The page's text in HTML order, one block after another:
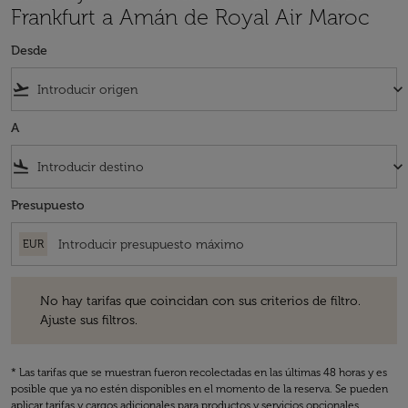
Frankfurt a Amán de Royal Air Maroc
Desde
flight_takeoff keyboard_arrow_down
A
flight_land keyboard_arrow_down
Presupuesto
EUR
No hay tarifas que coincidan con sus criterios de filtro.
Ajuste sus filtros.
* Las tarifas que se muestran fueron recolectadas en las últimas 48 horas y es
posible que ya no estén disponibles en el momento de la reserva. Se pueden
aplicar tarifas y cargos adicionales para productos y servicios opcionales.